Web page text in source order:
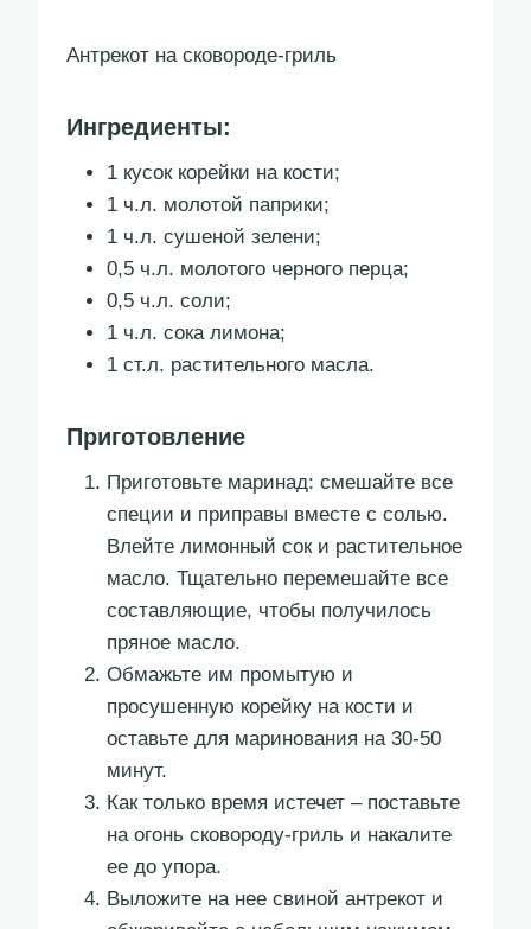
Антрекот на сковороде-гриль
Ингредиенты:
1 кусок корейки на кости;
1 ч.л. молотой паприки;
1 ч.л. сушеной зелени;
0,5 ч.л. молотого черного перца;
0,5 ч.л. соли;
1 ч.л. сока лимона;
1 ст.л. растительного масла.
Приготовление
Приготовьте маринад: смешайте все
специи и приправы вместе с солью.
Влейте лимонный сок и растительное
масло. Тщательно перемешайте все
составляющие, чтобы получилось
пряное масло.
Обмажьте им промытую и
просушенную корейку на кости и
оставьте для маринования на 30-50
минут.
Как только время истечет – поставьте
на огонь сковороду-гриль и накалите
ее до упора.
Выложите на нее свиной антрекот и